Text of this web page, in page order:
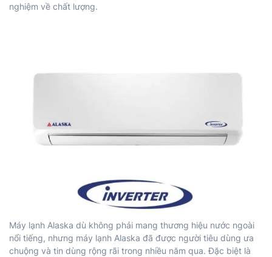
nghiệm về chất lượng.
Máy lạnh Alaska dù không phải mang thương hiệu nước ngoài
nổi tiếng, nhưng máy lạnh Alaska đã được người tiêu dùng ưa
chuộng và tin dùng rộng rãi trong nhiều năm qua. Đặc biệt là